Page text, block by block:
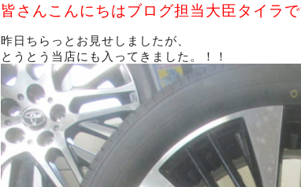
皆さんこんにちはブログ担当大臣タイラで
昨日ちらっとお見せしましたが、
とうとう当店にも入ってきました。！！